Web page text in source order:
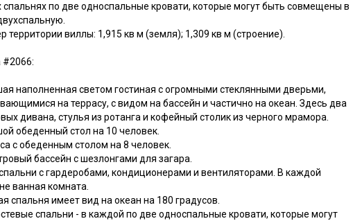
спальнях по две односпальные кровати, которые могут быть совмещены в
территории виллы: 1,915 кв м (земля); 1,309 кв м (строение).
#2066:
наполненная светом гостиная с огромными стеклянными дверьми,
на террасу, с видом на бассейн и частично на океан. Здесь два
дивана, стулья из ротанга и кофейный столик из черного мрамора.
обеденный стол на 10 человек.
с обеденным столом на 8 человек.
бассейн с шезлонгами для загара.
с гардеробами, кондиционерами и вентиляторами. В каждой
ванная комната.
спальня имеет вид на океан на 180 градусов.
спальни - в каждой по две односпальные кровати, которые могут